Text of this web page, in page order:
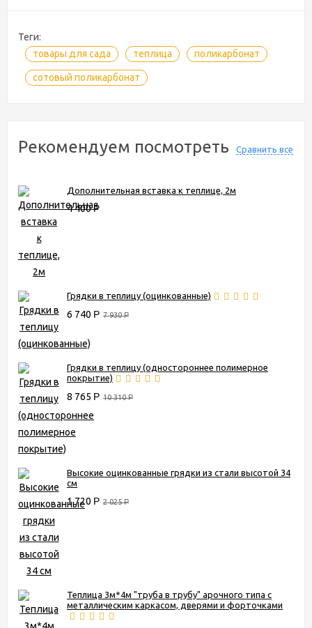
Теги:
товары для сада
теплица поликарбонат
сотовый поликарбонат
Рекомендуем посмотреть Сравнить все
Дополнительная вставка к теплице, 2м
4 400Р
Грядки в теплицу (оцинкованные)
6 740 Р 7 930Р
Грядки в теплицу (одностороннее полимерное
покрытие)
8 765 Р 10 310Р
Высокие оцинкованные грядки из стали высотой 34
см
1 720 Р 2 025Р
Теплица 3м*4м "труба в трубу" арочного типа с
металлическим каркасом, дверями и форточками